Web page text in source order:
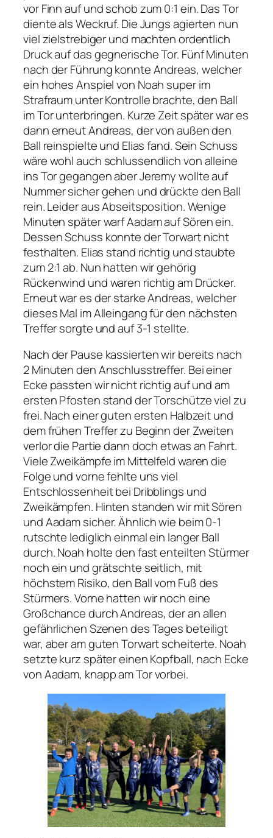
vor Finn auf und schob zum 0:1 ein. Das Tor
diente als Weckruf. Die Jungs agierten nun
viel zielstrebiger und machten ordentlich
Druck auf das gegnerische Tor. Fünf Minuten
nach der Führung konnte Andreas, welcher
ein hohes Anspiel von Noah super im
Strafraum unter Kontrolle brachte, den Ball
im Tor unterbringen. Kurze Zeit später war es
dann erneut Andreas, der von außen den
Ball reinspielte und Elias fand. Sein Schuss
wäre wohl auch schlussendlich von alleine
ins Tor gegangen aber Jeremy wollte auf
Nummer sicher gehen und drückte den Ball
rein. Leider aus Abseitsposition. Wenige
Minuten später warf Aadam auf Sören ein.
Dessen Schuss konnte der Torwart nicht
festhalten. Elias stand richtig und staubte
zum 2:1 ab. Nun hatten wir gehörig
Rückenwind und waren richtig am Drücker.
Erneut war es der starke Andreas, welcher
dieses Mal im Alleingang für den nächsten
Treffer sorgte und auf 3-1 stellte.
Nach der Pause kassierten wir bereits nach
2 Minuten den Anschlusstreffer. Bei einer
Ecke passten wir nicht richtig auf und am
ersten Pfosten stand der Torschütze viel zu
frei. Nach einer guten ersten Halbzeit und
dem frühen Treffer zu Beginn der Zweiten
verlor die Partie dann doch etwas an Fahrt.
Viele Zweikämpfe im Mittelfeld waren die
Folge und vorne fehlte uns viel
Entschlossenheit bei Dribblings und
Zweikämpfen. Hinten standen wir mit Sören
und Aadam sicher. Ähnlich wie beim 0-1
rutschte lediglich einmal ein langer Ball
durch. Noah holte den fast enteilten Stürmer
noch ein und grätschte seitlich, mit
höchstem Risiko, den Ball vom Fuß des
Stürmers. Vorne hatten wir noch eine
Großchance durch Andreas, der an allen
gefährlichen Szenen des Tages beteiligt
war, aber am guten Torwart scheiterte. Noah
setzte kurz später einen Kopfball, nach Ecke
von Aadam, knapp am Tor vorbei.